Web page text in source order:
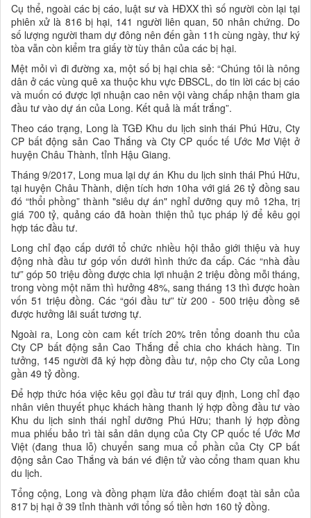
Cụ thể, ngoài các bị cáo, luật sư và HĐXX thì số người còn lại tại
phiên xử là 816 bị hại, 141 người liên quan, 50 nhân chứng. Do
số lượng người tham dự đông nên đến gần 11h cùng ngày, thư ký
tòa vẫn còn kiểm tra giấy tờ tùy thân của các bị hại.
Mệt mỏi vì đi đường xa, một số bị hại chia sẻ: “Chúng tôi là nông
dân ở các vùng quê xa thuộc khu vực ĐBSCL, do tin lời các bị cáo
và muốn có được lợi nhuận cao nên vội vàng chấp nhận tham gia
đầu tư vào dự án của Long. Kết quả là mất trắng”.
Theo cáo trạng, Long là TGĐ Khu du lịch sinh thái Phú Hữu, Cty
CP bất động sản Cao Thắng và Cty CP quốc tế Ước Mơ Việt ở
huyện Châu Thành, tỉnh Hậu Giang.
Tháng 9/2017, Long mua lại dự án Khu du lịch sinh thái Phú Hữu,
tại huyện Châu Thành, diện tích hơn 10ha với giá 26 tỷ đồng sau
đó “thổi phồng” thành "siêu dự án" nghỉ dưỡng quy mô 12ha, trị
giá 700 tỷ, quảng cáo đã hoàn thiện thủ tục pháp lý để kêu gọi
hợp tác đầu tư.
Long chỉ đạo cấp dưới tổ chức nhiều hội thảo giới thiệu và huy
động nhà đầu tư góp vốn dưới hình thức đa cấp. Các “nhà đầu
tư” góp 50 triệu đồng được chia lợi nhuận 2 triệu đồng mỗi tháng,
trong vòng một năm thì hưởng 48%, sang tháng 13 thì được hoàn
vốn 51 triệu đồng. Các “gói đầu tư” từ 200 - 500 triệu đồng sẽ
được hưởng lãi suất tương tự.
Ngoài ra, Long còn cam kết trích 20% trên tổng doanh thu của
Cty CP bất động sản Cao Thắng để chia cho khách hàng. Tin
tưởng, 145 người đã ký hợp đồng đầu tư, nộp cho Cty của Long
gần 49 tỷ đồng.
Để hợp thức hóa việc kêu gọi đầu tư trái quy định, Long chỉ đạo
nhân viên thuyết phục khách hàng thanh lý hợp đồng đầu tư vào
Khu du lịch sinh thái nghỉ dưỡng Phú Hữu; thanh lý hợp đồng
mua phiếu bảo trì tài sản dân dụng của Cty CP quốc tế Ước Mơ
Việt (đang thua lỗ) chuyển sang mua cổ phần của Cty CP bất
động sản Cao Thắng và bán vé điện tử vào cổng tham quan khu
du lịch.
Tổng cộng, Long và đồng phạm lừa đảo chiếm đoạt tài sản của
817 bị hại ở 39 tỉnh thành với tổng số tiền hơn 160 tỷ đồng.